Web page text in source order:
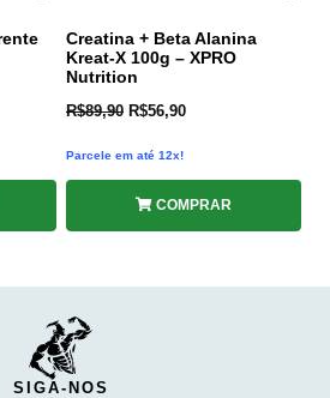
Creatina + Beta Alanina
Kreat-X 100g – XPRO
Nutrition
R$89,90 R$56,90
Parcele em até 12x!
COMPRAR
SIGA-NOS